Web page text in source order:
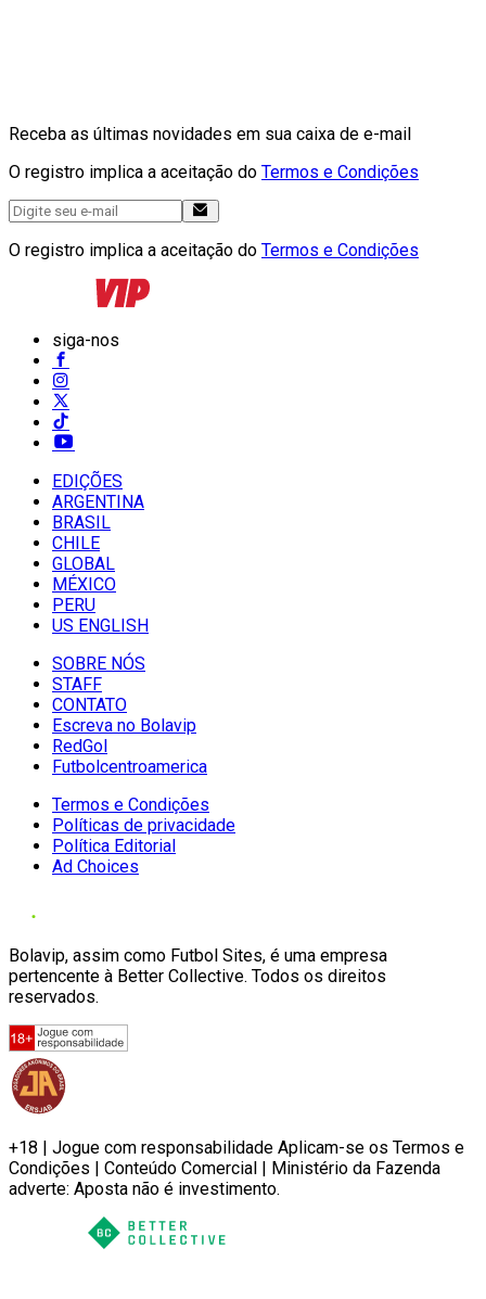
Receba as últimas novidades em sua caixa de e-mail
O registro implica a aceitação do Termos e Condições
O registro implica a aceitação do Termos e Condições
siga-nos
EDIÇÕES
ARGENTINA
BRASIL
CHILE
GLOBAL
MÉXICO
PERU
US ENGLISH
SOBRE NÓS
STAFF
CONTATO
Escreva no Bolavip
RedGol
Futbolcentroamerica
Termos e Condições
Políticas de privacidade
Política Editorial
Ad Choices
Bolavip, assim como Futbol Sites, é uma empresa
pertencente à Better Collective. Todos os direitos
reservados.
+18 | Jogue com responsabilidade Aplicam-se os Termos e
Condições | Conteúdo Comercial | Ministério da Fazenda
adverte: Aposta não é investimento.